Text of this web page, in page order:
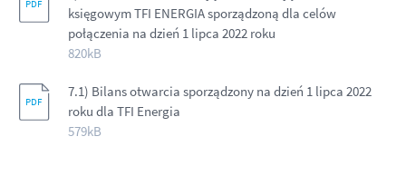
księgowym TFI ENERGIA sporządzoną dla celów
połączenia na dzień 1 lipca 2022 roku
820kB
7.1) Bilans otwarcia sporządzony na dzień 1 lipca 2022
roku dla TFI Energia
579kB